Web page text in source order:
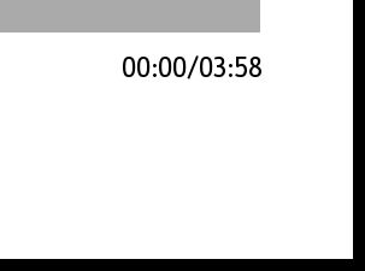
03:58
00:00